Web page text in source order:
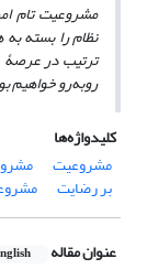
مشروعیت تام
نظام را بسته
ترتیب در عرصۀ
روبهرو خواهیم
کلیدواژه‌ها
مشروعیت
بر رضایت
عنوان مقاله